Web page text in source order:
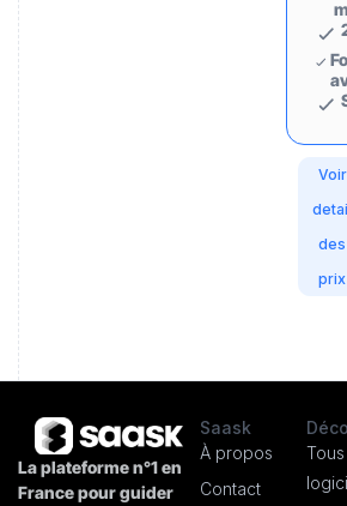
Voir
des
prix
La plateforme n°1 en
France pour guider
Saask
À propos
Contact